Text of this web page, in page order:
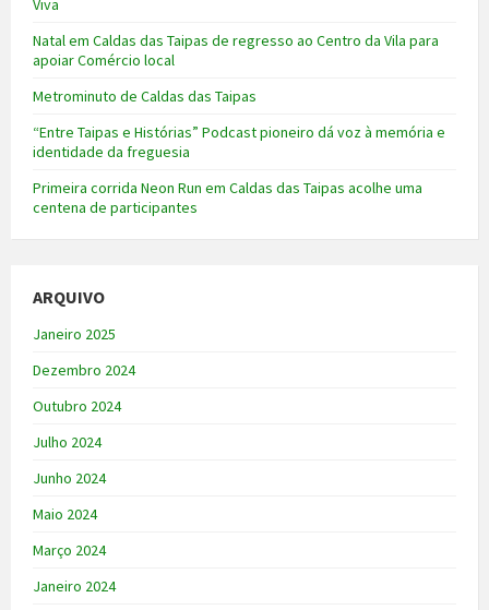
Viva
Natal em Caldas das Taipas de regresso ao Centro da Vila para
apoiar Comércio local
Metrominuto de Caldas das Taipas
“Entre Taipas e Histórias” Podcast pioneiro dá voz à memória e
identidade da freguesia
Primeira corrida Neon Run em Caldas das Taipas acolhe uma
centena de participantes
ARQUIVO
Janeiro 2025
Dezembro 2024
Outubro 2024
Julho 2024
Junho 2024
Maio 2024
Março 2024
Janeiro 2024